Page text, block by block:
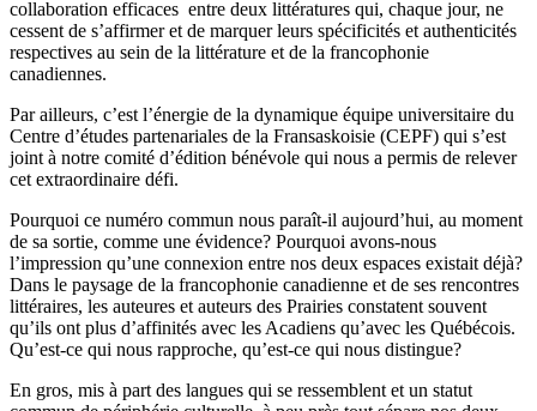
collaboration efficaces entre deux littératures qui, chaque jour, ne
cessent de s’affirmer et de marquer leurs spécificités et authenticités
respectives au sein de la littérature et de la francophonie
canadiennes.
Par ailleurs, c’est l’énergie de la dynamique équipe universitaire du
Centre d’études partenariales de la Fransaskoisie (CEPF) qui s’est
joint à notre comité d’édition bénévole qui nous a permis de relever
cet extraordinaire défi.
Pourquoi ce numéro commun nous paraît-il aujourd’hui, au moment
de sa sortie, comme une évidence? Pourquoi avons-nous
l’impression qu’une connexion entre nos deux espaces existait déjà?
Dans le paysage de la francophonie canadienne et de ses rencontres
littéraires, les auteures et auteurs des Prairies constatent souvent
qu’ils ont plus d’affinités avec les Acadiens qu’avec les Québécois.
Qu’est-ce qui nous rapproche, qu’est-ce qui nous distingue?
En gros, mis à part des langues qui se ressemblent et un statut